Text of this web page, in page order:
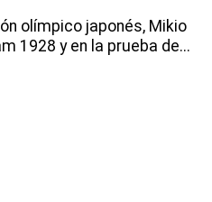
olímpico japonés, Mikio
1928 y en la prueba de...